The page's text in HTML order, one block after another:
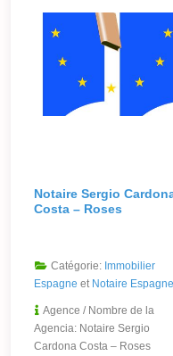
Notaire Sergio
Costa – Roses
Catégorie: Immobilier
Espagne et Notaire Espagne
Agence / Nombre de la
Agencia: Notaire Sergio
Cardona Costa – Roses